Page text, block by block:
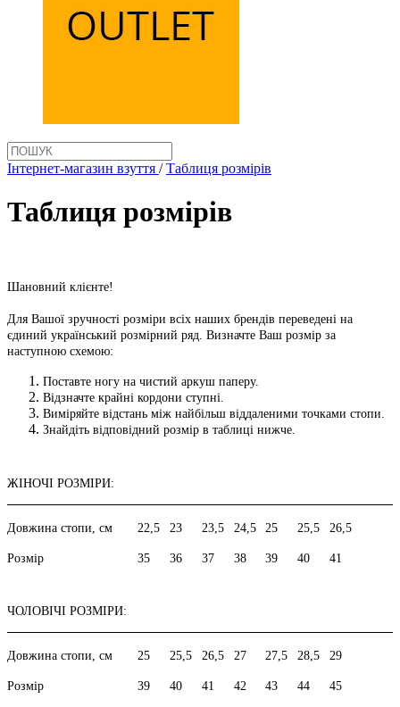
Інтернет-магазин взуття / Таблиця розмірів
Таблиця розмірів
Шановний клієнте!
Для Вашої зручності розміри всіх наших брендів переведені на
єдиний український розмірний ряд. Визначте Ваш розмір за
наступною схемою:
Поставте ногу на чистий аркуш паперу.
Відзначте крайні кордони ступні.
Виміряйте відстань між найбільш віддаленими точками стопи.
Знайдіть відповідний розмір в таблиці нижче.
ЖІНОЧІ РОЗМІРИ:
Довжина стопи, см 22,5 23 23,5 24,5 25 25,5 26,5
Розмір 35 36 37 38 39 40 41
ЧОЛОВІЧІ РОЗМІРИ:
Довжина стопи, см 25 25,5 26,5 27 27,5 28,5 29
Розмір 39 40 41 42 43 44 45